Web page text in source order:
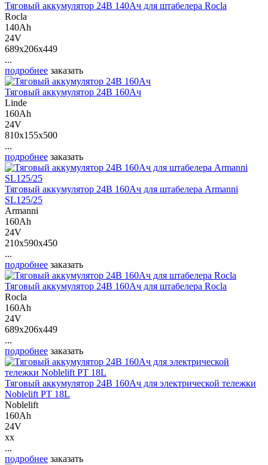
Тяговый аккумулятор 24В 140Ач для штабелера Rocla
Rocla
140Ah
24V
689x206x449
...
подробнее заказать
Тяговый аккумулятор 24В 160Ач
Linde
160Ah
24V
810x155x500
...
подробнее заказать
Тяговый аккумулятор 24В 160Ач для штабелера Armanni
SL125/25
Armanni
160Ah
24V
210x590x450
...
подробнее заказать
Тяговый аккумулятор 24В 160Ач для штабелера Rocla
Rocla
160Ah
24V
689x206x449
...
подробнее заказать
Тяговый аккумулятор 24В 160Ач для электрической тележки
Noblelift PT 18L
Noblelift
160Ah
24V
xx
...
подробнее заказать